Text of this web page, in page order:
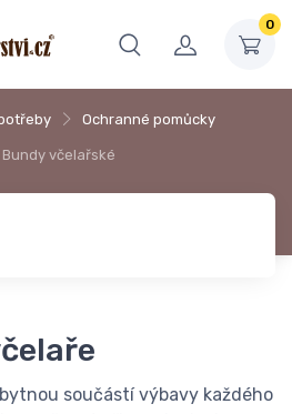
0
Ochranné pomůcky
Bundy včelařské
součástí výbavy každého